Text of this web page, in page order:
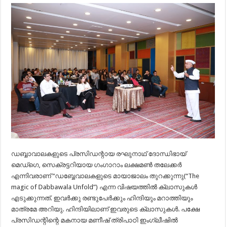
ഡബ്ബാവാലകളുടെ പ്രസിഡന്റായ രഘുനാഥ് ദോന്ധിഭായ്
മെഡ്‌ഗെ, സെക്രട്ടറിയായ ഗംഗാറാം ലക്ഷമൺ തലേക്കർ
എന്നിവരാണ് “ഡബ്ബേവാലകളുടെ മായാജാലം തുറക്കുന്നു(“The
magic of Dabbawala Unfold”) എന്ന വിഷയത്തിൽ ക്ലാസുകൾ
എടുക്കുന്നത്. ഇവർക്കു രണ്ടുപേർക്കും ഹിന്ദിയും മറാത്തിയും
മാത്രമേ അറിയു. ഹിന്ദിയിലാണ്‌ ഇവരുടെ ക്ലാസുകൾ. പക്ഷേ
പ്രസിഡന്റിന്റെ മകനായ മണീഷ് ത്രിപാഠി ഇംഗ്ലീഷിൽ